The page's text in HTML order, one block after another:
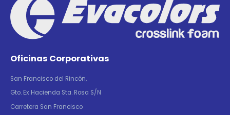
Oficinas Corporativas
San Francisco del Rincón,
Gto. Ex Hacienda Sta. Rosa S/N
Carretera San Francisco